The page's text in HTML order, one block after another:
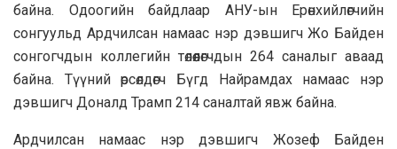
байна. Одоогийн байдлаар АНУ-ын Ерөнхийлөгчийн
сонгуульд Ардчилсан намаас нэр дэвшигч Жо Байден
сонгогчдын коллегийн төлөөлөгчдын 264 саналыг аваад
байна. Түүний өрсөлдөгч Бүгд Найрамдах намаас нэр
дэвшигч Доналд Трамп 214 саналтай явж байна.
Ардчилсан намаас нэр дэвшигч Жозеф Байден